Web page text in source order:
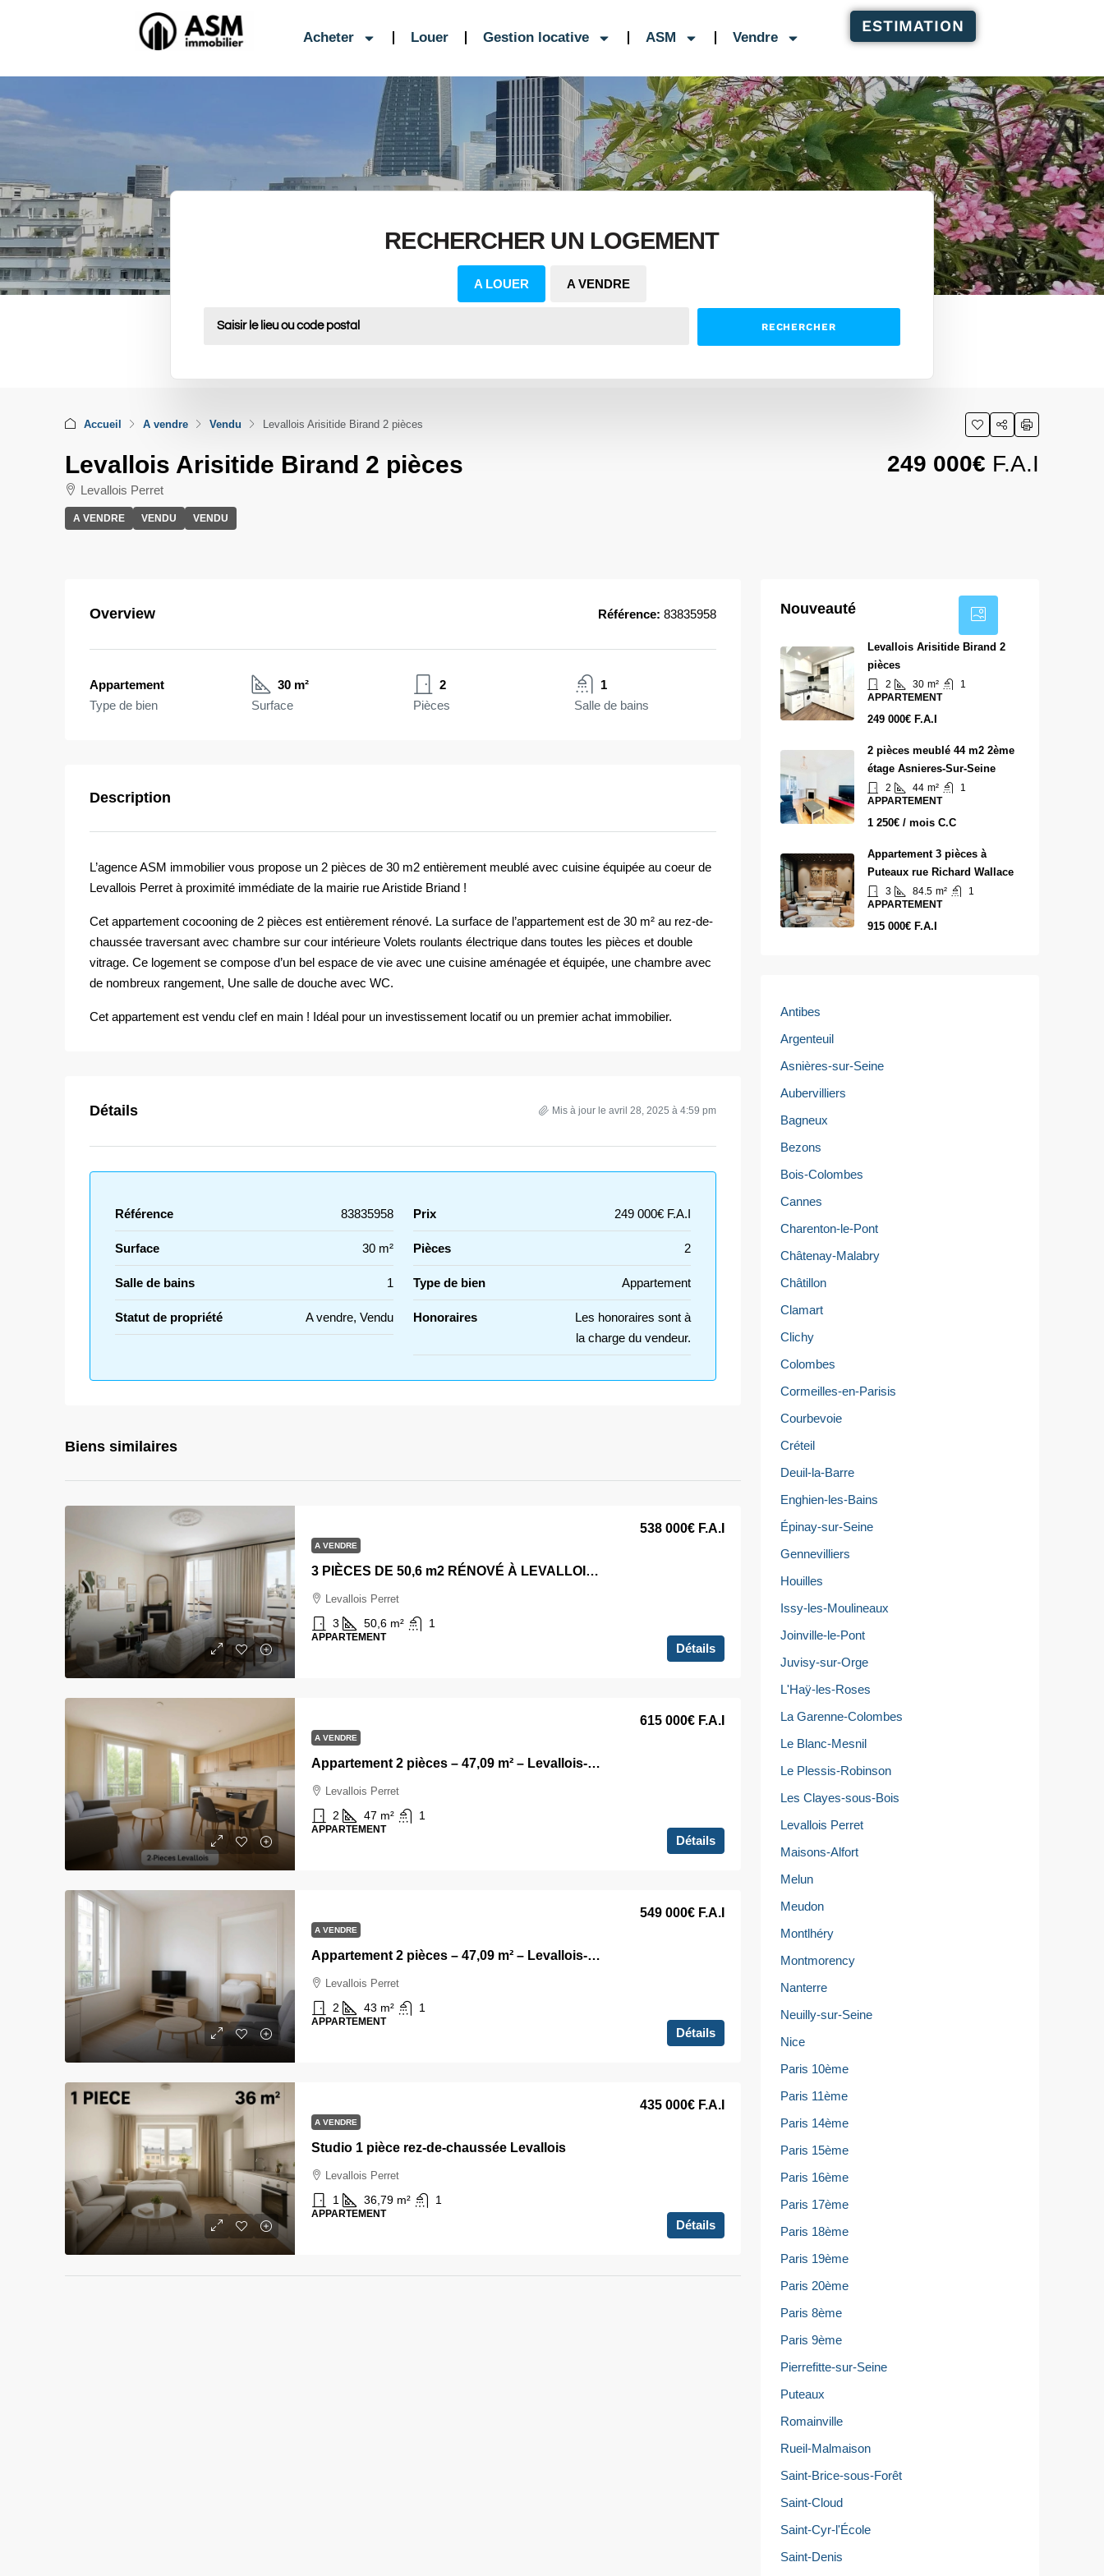
Acheter Louer Gestion locative ASM Vendre
ESTIMATION
RECHERCHER UN LOGEMENT
A LOUER A VENDRE
RECHERCHER
Accueil A vendre Vendu Levallois Arisitide Birand 2 pièces
Levallois Arisitide Birand 2 pièces
Levallois Perret
A VENDRE VENDU VENDU
249 000€ F.A.I
Overview Référence: 83835958
Appartement
Type de bien
30 m²
Surface
2
Pièces
1
Salle de bains
Description
L’agence ASM immobilier vous propose un 2 pièces de 30 m2 entièrement meublé avec cuisine équipée au coeur de
Levallois Perret à proximité immédiate de la mairie rue Aristide Briand !
Cet appartement cocooning de 2 pièces est entièrement rénové. La surface de l’appartement est de 30 m² au rez-de-
chaussée traversant avec chambre sur cour intérieure Volets roulants électrique dans toutes les pièces et double
vitrage. Ce logement se compose d’un bel espace de vie avec une cuisine aménagée et équipée, une chambre avec
de nombreux rangement, Une salle de douche avec WC.
Cet appartement est vendu clef en main ! Idéal pour un investissement locatif ou un premier achat immobilier.
Détails Mis à jour le avril 28, 2025 à 4:59 pm
Référence 83835958 Prix 249 000€ F.A.I
Surface 30 m² Pièces 2
Salle de bains 1 Type de bien Appartement
Statut de propriété A vendre, Vendu Honoraires
Les honoraires sont à
la charge du vendeur.
Biens similaires
A VENDRE
3 PIÈCES DE 50,6 m2 RÉNOVÉ À LEVALLOIS-PERRET
538 000€ F.A.I
Levallois Perret
3 50,6 m² 1
APPARTEMENT
Détails
A VENDRE
Appartement 2 pièces – 47,09 m² – Levallois-Perret
615 000€ F.A.I
Levallois Perret
2 47 m² 1
APPARTEMENT
Détails
A VENDRE
Appartement 2 pièces – 47,09 m² – Levallois-Perret
549 000€ F.A.I
Levallois Perret
2 43 m² 1
APPARTEMENT
Détails
A VENDRE
Studio 1 pièce rez-de-chaussée Levallois
435 000€ F.A.I
Levallois Perret
1 36,79 m² 1
APPARTEMENT
Détails
Nouveauté
Levallois Arisitide Birand 2
pièces
2 30 m²
1
APPARTEMENT
249 000€ F.A.I
2 pièces meublé 44 m2 2ème
étage Asnieres-Sur-Seine
2 44 m²
1
APPARTEMENT
1 250€ / mois C.C
Appartement 3 pièces à
Puteaux rue Richard Wallace
3 84.5 m²
1
APPARTEMENT
915 000€ F.A.I
Antibes
Argenteuil
Asnières-sur-Seine
Aubervilliers
Bagneux
Bezons
Bois-Colombes
Cannes
Charenton-le-Pont
Châtenay-Malabry
Châtillon
Clamart
Clichy
Colombes
Cormeilles-en-Parisis
Courbevoie
Créteil
Deuil-la-Barre
Enghien-les-Bains
Épinay-sur-Seine
Gennevilliers
Houilles
Issy-les-Moulineaux
Joinville-le-Pont
Juvisy-sur-Orge
L'Haÿ-les-Roses
La Garenne-Colombes
Le Blanc-Mesnil
Le Plessis-Robinson
Les Clayes-sous-Bois
Levallois Perret
Maisons-Alfort
Melun
Meudon
Montlhéry
Montmorency
Nanterre
Neuilly-sur-Seine
Nice
Paris 10ème
Paris 11ème
Paris 14ème
Paris 15ème
Paris 16ème
Paris 17ème
Paris 18ème
Paris 19ème
Paris 20ème
Paris 8ème
Paris 9ème
Pierrefitte-sur-Seine
Puteaux
Romainville
Rueil-Malmaison
Saint-Brice-sous-Forêt
Saint-Cloud
Saint-Cyr-l'École
Saint-Denis